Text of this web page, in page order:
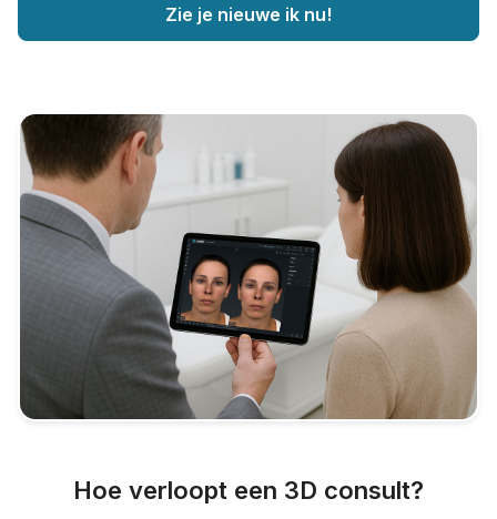
Zie je nieuwe ik nu!
Hoe verloopt een 3D consult?